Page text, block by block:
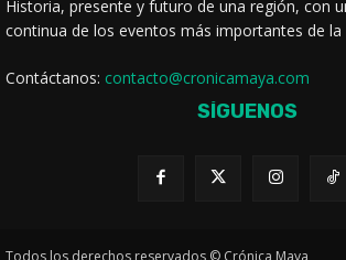
Historia, presente y futuro de una región, con
continua de los eventos más importantes de la
Contáctanos: contacto@cronicamaya.com
SÍGUENOS
Todos los derechos reservados © Crónica Maya